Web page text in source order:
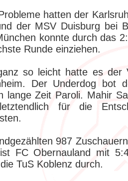
hatten der
der MSV Duisburg bei
konnte durch das
Runde einziehen.
so leicht hatte es der
Der Underdog bot
lange Zeit Paroli. Mahir
für die
987
FC Obernauland mit
TuS Koblenz durch.